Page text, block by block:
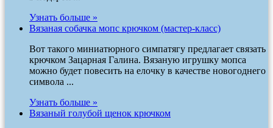
Узнать больше »
Вязаная собачка мопс крючком (мастер-класс)
Вот такого миниатюрного симпатягу предлагает связать
крючком Зацарная Галина. Вязаную игрушку мопса
можно будет повесить на елочку в качестве новогоднего
символа ...
Узнать больше »
Вязаный голубой щенок крючком